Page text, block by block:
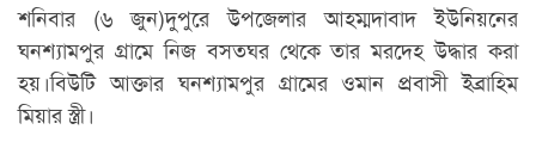
শনিবার (৬ জুন)দুপুরে উপজেলার আহম্মদাবাদ ইউনিয়নের
ঘনশ্যামপুর গ্রামে নিজ বসতঘর থেকে তার মরদেহ উদ্ধার করা
হয়।বিউটি আক্তার ঘনশ্যামপুর গ্রামের ওমান প্রবাসী ইব্রাহিম
মিয়ার স্ত্রী।